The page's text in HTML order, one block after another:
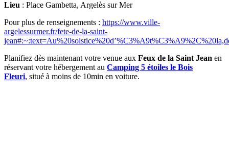
Lieu : Place Gambetta, Argelès sur Mer
Pour plus de renseignements : https://www.ville-
argelessurmer.fr/fete-de-la-saint-
Planifiez dès maintenant votre venue aux Feux de la Saint Jean en
réservant votre hébergement au Camping 5 étoiles le Bois
Fleuri, situé à moins de 10min en voiture.